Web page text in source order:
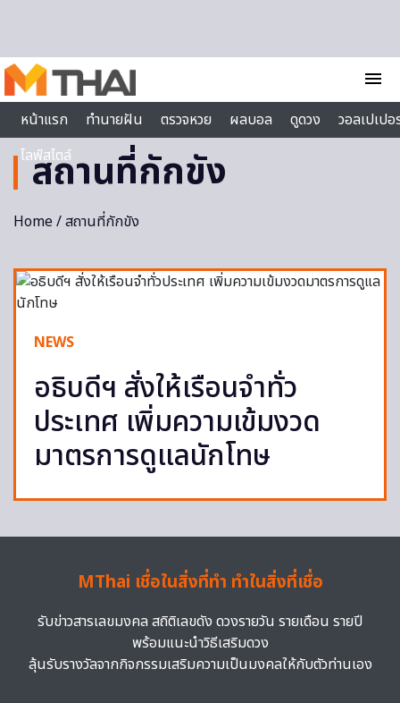
menu
หน้าแรก
ทำนายฝัน ตรวจหวย ผลบอล ดูดวง
วอลเปเป
ไลฟ์สไตล์
สถานที่กักขัง
Home/ สถานที่กักขัง
NEWS
อธิบดีฯ สั่งให้เรือนจำทั่ว
ประเทศ เพิ่มความเข้มงวด
มาตรการดูแลนักโทษ
MThai เชื่อในสิ่งที่ทำ ทำในสิ่งที่เชื่อ
รับข่าวสารเลขมงคล สถิติเลขดัง ดวงรายวัน รายเดือน รายปี
พร้อมแนะนำวิธีเสริมดวง
ลุ้นรับรางวัลจากกิจกรรมเสริมความเป็นมงคลให้กับตัวท่านเอง